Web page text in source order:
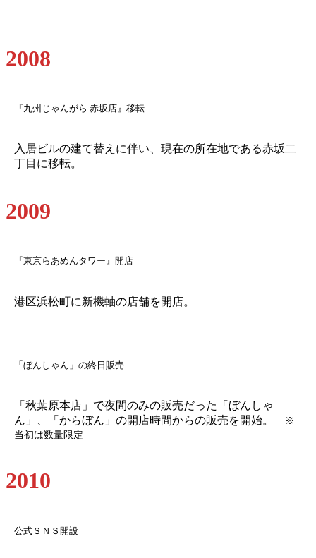
2008
『九州じゃんがら 赤坂店』移転
入居ビルの建て替えに伴い、現在の所在地である赤坂二
丁目に移転。
2009
『東京らあめんタワー』開店
港区浜松町に新機軸の店舗を開店。
「ぼんしゃん」の終日販売
「秋葉原本店」で夜間のみの販売だった「ぼんしゃ
ん」、「からぼん」の開店時間からの販売を開始。
※
当初は数量限定
2010
公式ＳＮＳ開設